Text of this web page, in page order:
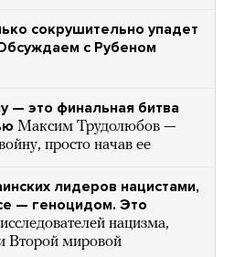
сокрушительно упадет
с Рубеном
— это финальная битва
Максим Трудолюбов —
просто начав ее
лидеров нацистами,
— геноцидом. Это
нацизма,
Второй мировой